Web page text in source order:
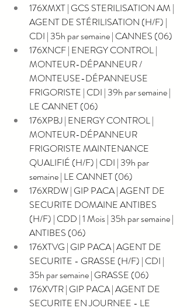
176XMXT | GCS STERILISATION AM |
AGENT DE STÉRILISATION (H/F) |
CDI | 35h par semaine | CANNES (06)
176XNCF | ENERGY CONTROL |
MONTEUR-DÉPANNEUR /
MONTEUSE-DÉPANNEUSE
FRIGORISTE | CDI | 39h par semaine |
LE CANNET (06)
176XPBJ | ENERGY CONTROL |
MONTEUR-DÉPANNEUR
FRIGORISTE MAINTENANCE
QUALIFIÉ (H/F) | CDI | 39h par
semaine | LE CANNET (06)
176XRDW | GIP PACA | AGENT DE
SECURITE DOMAINE ANTIBES
(H/F) | CDD | 1 Mois | 35h par semaine |
ANTIBES (06)
176XTVG | GIP PACA | AGENT DE
SECURITE - GRASSE (H/F) | CDI |
35h par semaine | GRASSE (06)
176XVTR | GIP PACA | AGENT DE
SECURITE EN JOURNEE - LE